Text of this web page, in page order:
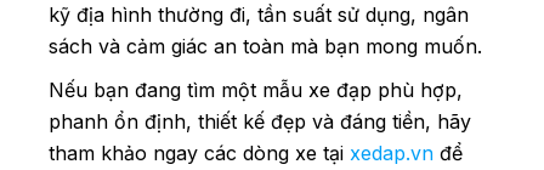
kỹ địa hình thường đi, tần suất sử dụng, ngân
sách và cảm giác an toàn mà bạn mong muốn.
Nếu bạn đang tìm một mẫu xe đạp phù hợp,
phanh ổn định, thiết kế đẹp và đáng tiền, hãy
tham khảo ngay các dòng xe tại xedap.vn để